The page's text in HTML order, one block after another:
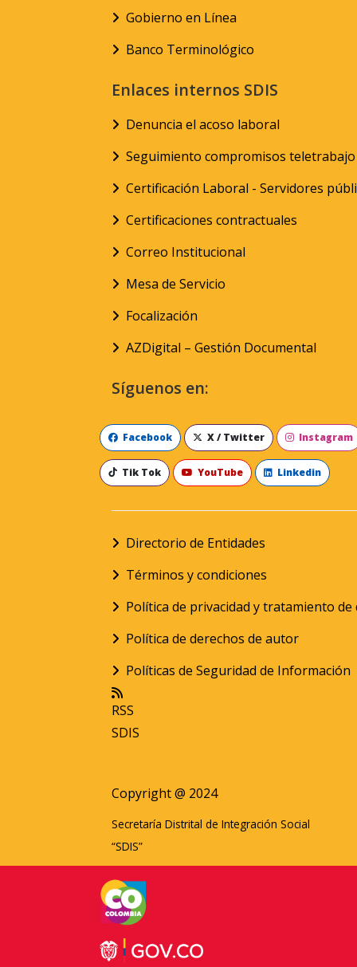
Gobierno en Línea
Banco Terminológico
Enlaces internos SDIS
Denuncia el acoso laboral
Seguimiento compromisos teletrabajo
Certificación Laboral - Servidores
Certificaciones contractuales
Correo Institucional
Mesa de Servicio
Focalización
AZDigital – Gestión Documental
Síguenos en:
Facebook X / Twitter Instagram
Tik Tok YouTube Linkedin
Directorio de Entidades
Términos y condiciones
Política de privacidad y tratamiento
Política de derechos de autor
Políticas de Seguridad de Información
RSS
SDIS
Copyright @ 2024
Secretaría Distrital de Integración Social
“SDIS”